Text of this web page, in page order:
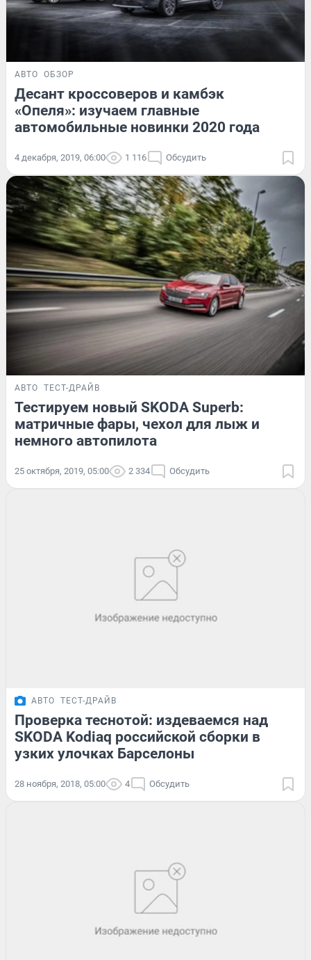
АВТО ОБЗОР
Десант кроссоверов и камбэк
«Опеля»: изучаем главные
автомобильные новинки 2020 года
4 декабря, 2019, 06:00 1 116 Обсудить
АВТО ТЕСТ-ДРАЙВ
Тестируем новый SKODA Superb:
матричные фары, чехол для лыж и
немного автопилота
25 октября, 2019, 05:00 2 334 Обсудить
АВТО ТЕСТ-ДРАЙВ
Проверка теснотой: издеваемся над
SKODA Kodiaq российской сборки в
узких улочках Барселоны
28 ноября, 2018, 05:00 4 Обсудить